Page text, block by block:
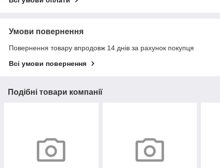
Умови повернення
Повернення товару впродовж 14 днів за рахунок покупця
Всі умови повернення
Подібні товари компанії